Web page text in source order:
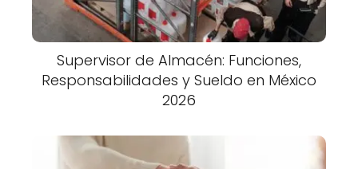
Supervisor de Almacén: Funciones,
Responsabilidades y Sueldo en México
2026